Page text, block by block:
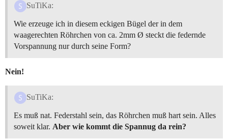
SuTiKa:
Wie erzeuge ich in diesem eckigen Bügel der in dem
waagerechten Röhrchen von ca. 2mm Ø steckt die federnde
Vorspannung nur durch seine Form?
Nein!
SuTiKa:
Es muß nat. Federstahl sein, das Röhrchen muß hart sein. Alles
soweit klar. Aber wie kommt die Spannug da rein?